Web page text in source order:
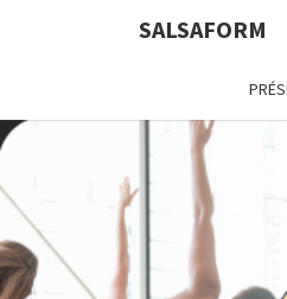
SALSAFORM